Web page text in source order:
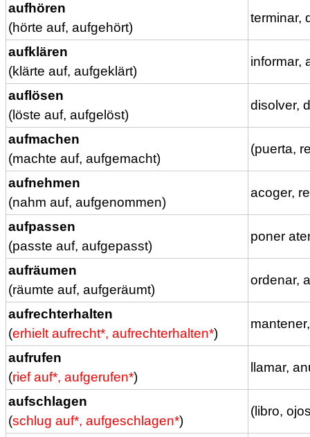
aufhören
(hörte auf, aufgehört)
terminar,
aufklären
(klärte auf, aufgeklärt)
informar,
auflösen
(löste auf, aufgelöst)
disolver,
aufmachen
(machte auf, aufgemacht)
(puerta,
aufnehmen
(nahm auf, aufgenommen)
acoger,
aufpassen
(passte auf, aufgepasst)
poner
aufräumen
(räumte auf, aufgeräumt)
ordenar,
aufrechterhalten
(erhielt aufrecht*, aufrechterhalten*)
aufrufen
(rief auf*, aufgerufen*)
llamar,
aufschlagen
(schlug auf*, aufgeschlagen*)
(libro,